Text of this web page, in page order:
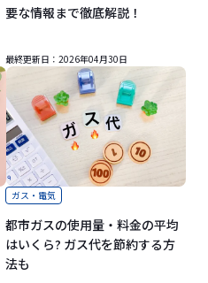
要な情報まで徹底解説！
最終更新日： 2026年04月30日
ガス・電気
都市ガスの使用量・料金の平均
はいくら? ガス代を節約する方
法も